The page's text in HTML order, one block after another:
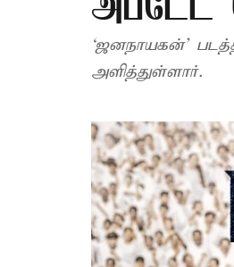
‘ஜனநாயகன்’
அளித்துள்ளார்.